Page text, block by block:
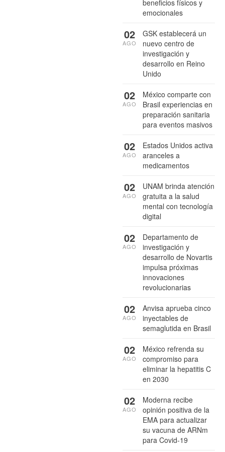
beneficios físicos y
emocionales
GSK establecerá un
nuevo centro de
investigación y
desarrollo en Reino
Unido
02
AGO
México comparte con
Brasil experiencias en
preparación sanitaria
para eventos masivos
02
AGO
Estados Unidos activa
aranceles a
medicamentos
02
AGO
UNAM brinda atención
gratuita a la salud
mental con tecnología
digital
02
AGO
Departamento de
investigación y
desarrollo de Novartis
impulsa próximas
innovaciones
revolucionarias
02
AGO
Anvisa aprueba cinco
inyectables de
semaglutida en Brasil
02
AGO
México refrenda su
compromiso para
eliminar la hepatitis C
en 2030
02
AGO
Moderna recibe
opinión positiva de la
EMA para actualizar
su vacuna de ARNm
para Covid-19
02
AGO